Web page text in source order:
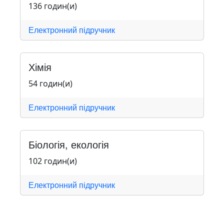
136 годин(и)
Електронний підручник
Хімія
54 годин(и)
Електронний підручник
Біологія, екологія
102 годин(и)
Електронний підручник